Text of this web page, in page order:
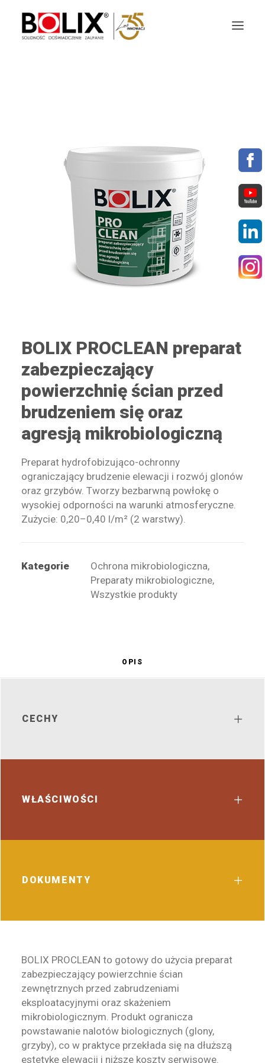
STREFA BOLIX
DO POBRANIA
KOLORYSTYKA
NASZE MARKI
WYSZUKIWANIE
STREFA PRACOWNIKA
RECEPTURY ON-LINE
BOLIX PROCLEAN preparat
zabezpieczający
powierzchnię ścian przed
brudzeniem się oraz
agresją mikrobiologiczną
Preparat hydrofobizująco-ochronny
ograniczający brudzenie elewacji i rozwój glonów
oraz grzybów. Tworzy bezbarwną powłokę o
wysokiej odporności na warunki atmosferyczne.
Zużycie: 0,20–0,40 l/m² (2 warstwy).
Kategorie Ochrona mikrobiologiczna,
Preparaty mikrobiologiczne,
Wszystkie produkty
OPIS
CECHY
WŁAŚCIWOŚCI
DOKUMENTY
BOLIX PROCLEAN to gotowy do użycia preparat
zabezpieczający powierzchnie ścian
zewnętrznych przed zabrudzeniami
eksploatacyjnymi oraz skażeniem
mikrobiologicznym. Produkt ogranicza
powstawanie nalotów biologicznych (glony,
grzyby), co w praktyce przekłada się na dłuższą
estetykę elewacji i niższe koszty serwisowe.